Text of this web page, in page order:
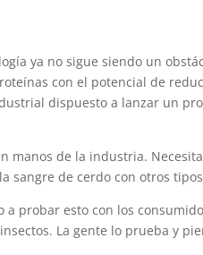
ya no sigue siendo un
con el potencial de
dispuesto a lanzar un
manos de la industria.
sangre de cerdo con otros
probar esto con los
La gente lo prueba y